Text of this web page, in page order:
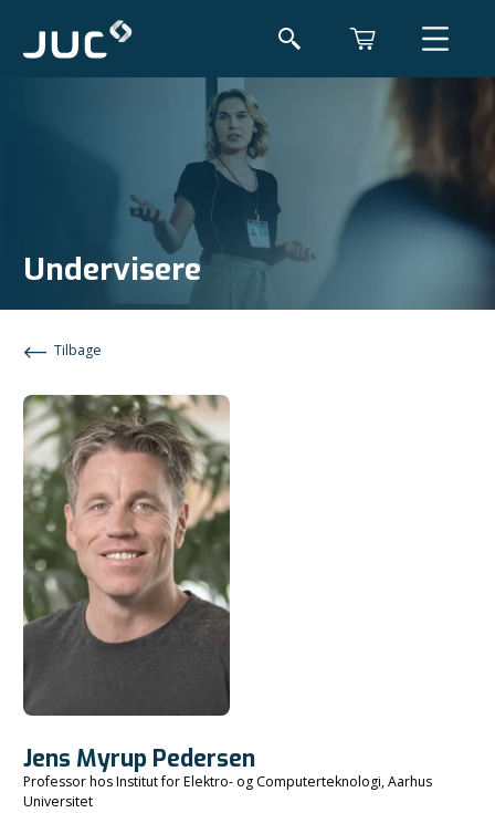
Undervisere
Tilbage
Jens Myrup Pedersen
Professor hos Institut for Elektro- og Computerteknologi, Aarhus
Universitet